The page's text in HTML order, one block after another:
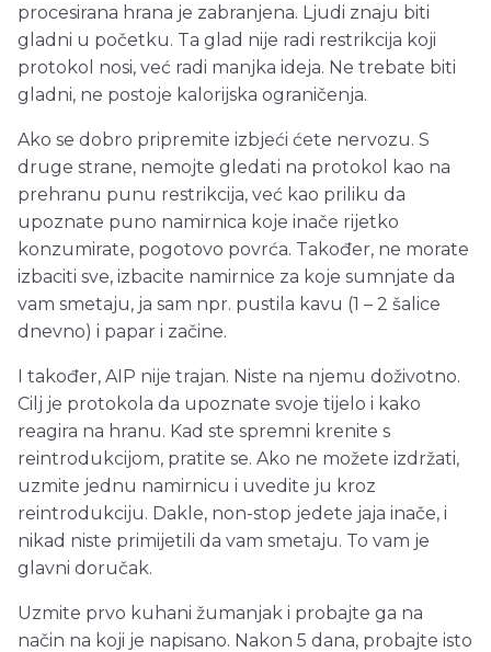
procesirana hrana je zabranjena. Ljudi znaju biti
gladni u početku. Ta glad nije radi restrikcija koji
protokol nosi, već radi manjka ideja. Ne trebate biti
gladni, ne postoje kalorijska ograničenja.
Ako se dobro pripremite izbjeći ćete nervozu. S
druge strane, nemojte gledati na protokol kao na
prehranu punu restrikcija, već kao priliku da
upoznate puno namirnica koje inače rijetko
konzumirate, pogotovo povrća. Također, ne morate
izbaciti sve, izbacite namirnice za koje sumnjate da
vam smetaju, ja sam npr. pustila kavu (1 – 2 šalice
dnevno) i papar i začine.
I također, AIP nije trajan. Niste na njemu doživotno.
Cilj je protokola da upoznate svoje tijelo i kako
reagira na hranu. Kad ste spremni krenite s
reintrodukcijom, pratite se. Ako ne možete izdržati,
uzmite jednu namirnicu i uvedite ju kroz
reintrodukciju. Dakle, non-stop jedete jaja inače, i
nikad niste primijetili da vam smetaju. To vam je
glavni doručak.
Uzmite prvo kuhani žumanjak i probajte ga na
način na koji je napisano. Nakon 5 dana, probajte isto